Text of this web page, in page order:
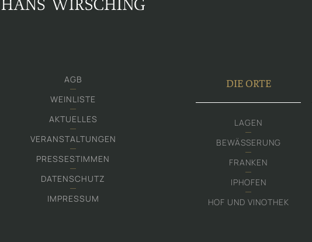
AGB
WEINLISTE
AKTUELLES
VERANSTALTUNGEN
PRESSESTIMMEN
DATENSCHUTZ
IMPRESSUM
DIE ORTE
LAGEN
BEWÄSSERUNG
FRANKEN
IPHOFEN
HOF UND VINOTHEK